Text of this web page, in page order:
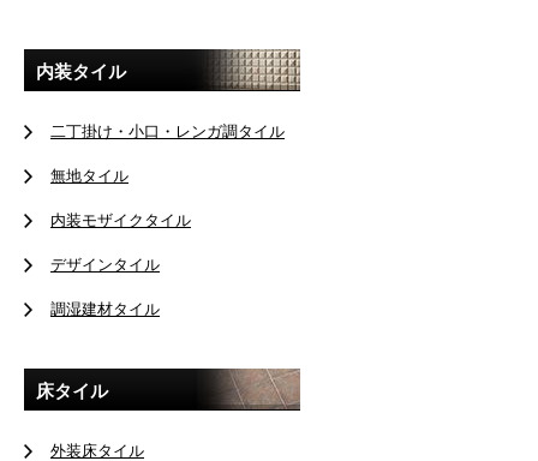
内装タイル
二丁掛け・小口・レンガ調タイル
無地タイル
内装モザイクタイル
デザインタイル
調湿建材タイル
床タイル
外装床タイル